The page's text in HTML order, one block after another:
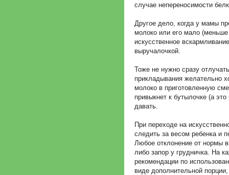
случае непереносимости
Другое дело, когда у мамы
молоко или его мало (меньше
искусственное
выручалочкой.
Тоже не нужно сразу
прикладывания желательно
молоко в приготовленную
привыкнет к бутылочке (а
давать.
При переходе на
следить за весом ребенка и
Любое отклонение от нормы
либо запор у грудничка. На
рекомендации по
виде дополнительной